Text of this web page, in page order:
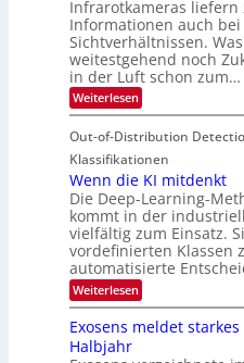
m
s
u
n
d
M
a
n
t
i
S
p
e
c
t
r
h
k
e
i
t
e
i
n
V
I
S
I
O
N
T
e
c
h
T
a
l
k
e
d
T
o
u
r
u
d
e
r
V
S
Infrarotkameras liefern
Informationen auch
Sichtverhältnissen.
weitestgehend noch
in der Luft schon zum…
Weiterlesen:
S
c
h
l
a
n
d
e
n
Out-of-Distribution
Klassifikationen
Wenn die KI mitdenkt
Die Deep-Learning-
kommt in der
vielfältig zum Einsatz.
vordefinierten Klassen
automatisierte
Weiterlesen:
W
n
Exosens meldet
Halbjahr